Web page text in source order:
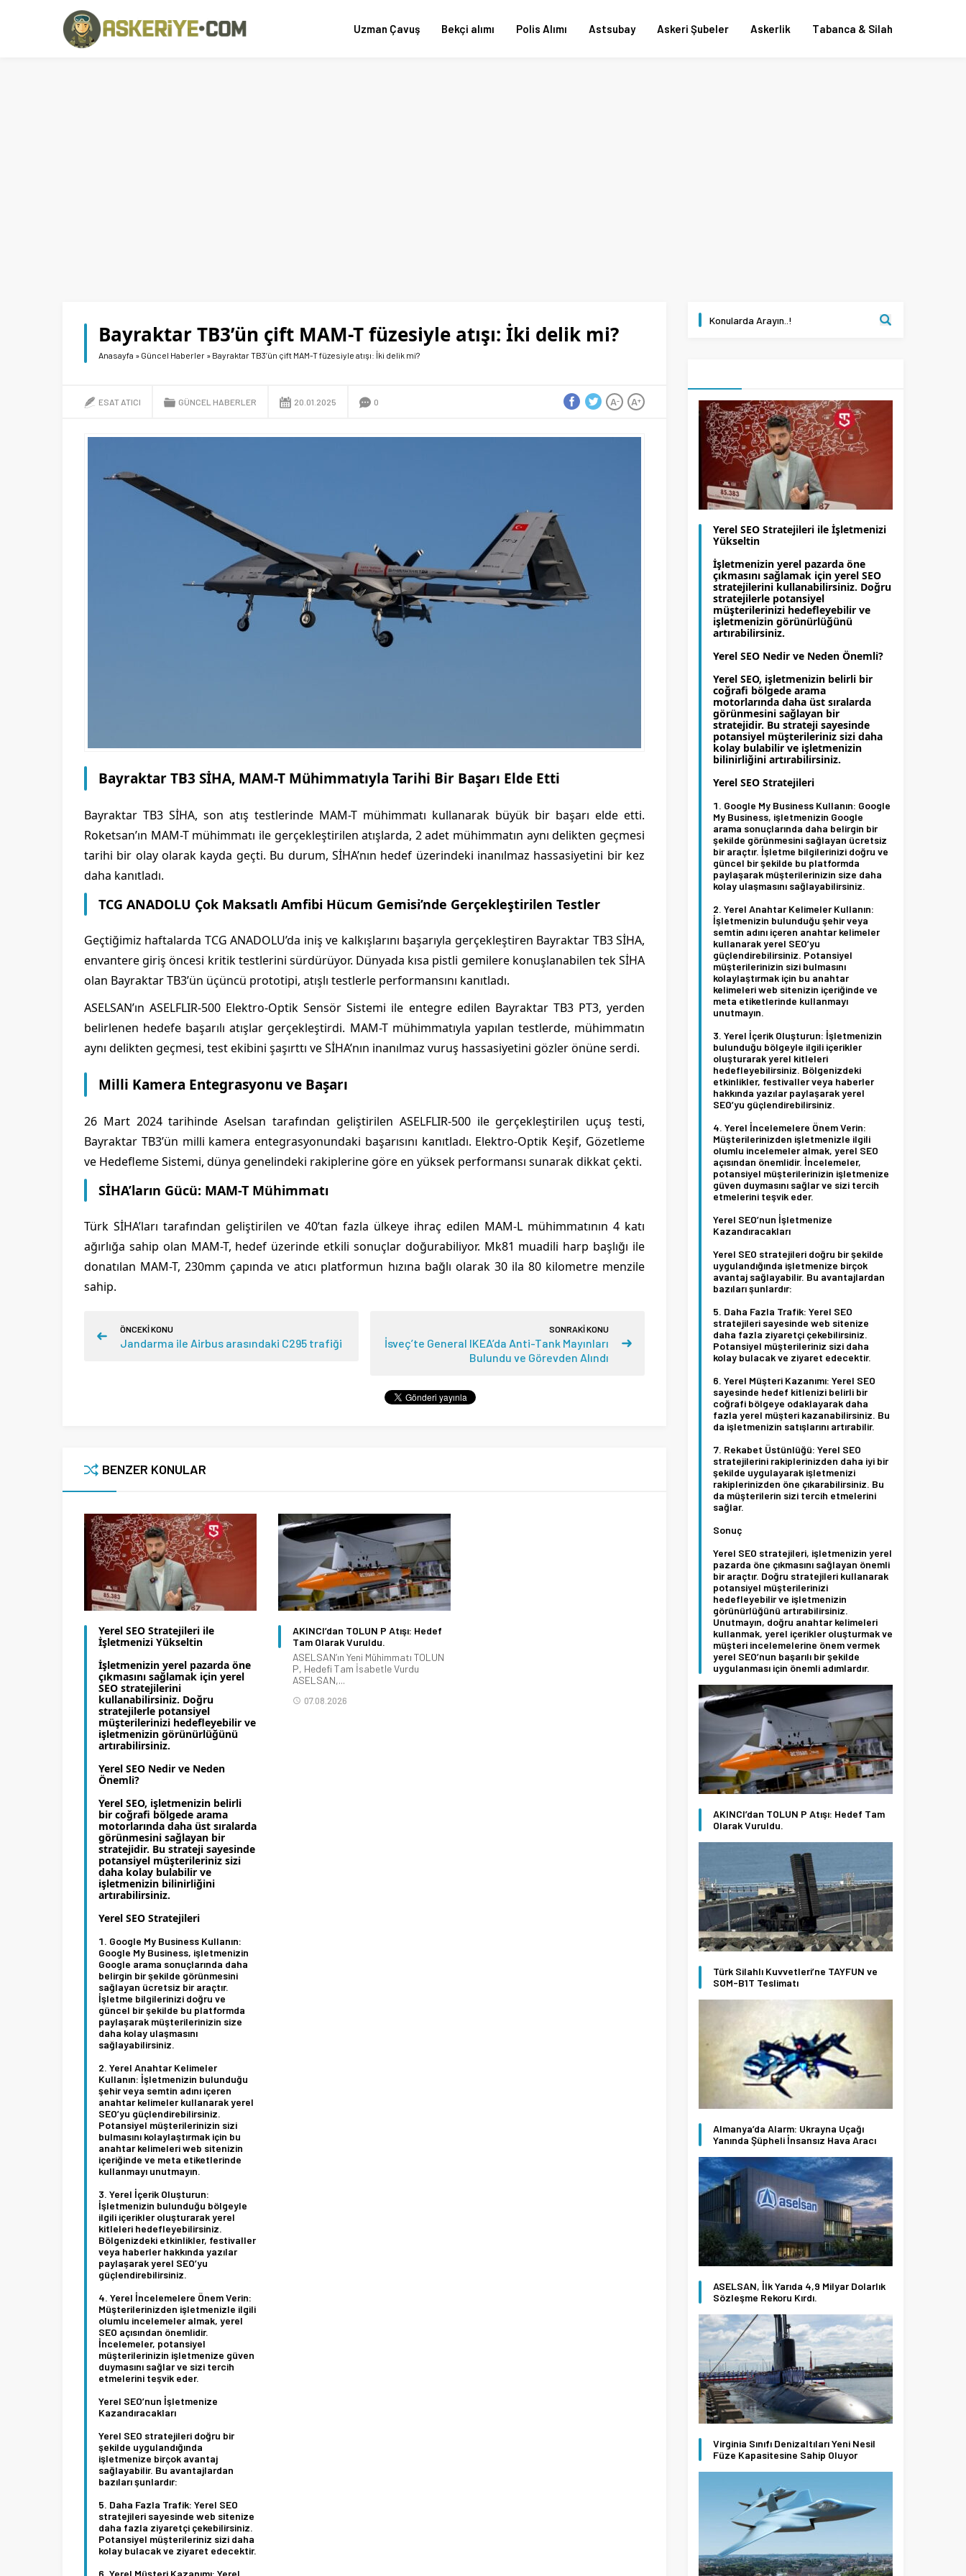
Uzman Çavuş Bekçi alımı Polis Alımı Astsubay Askeri Şubeler Askerlik Tabanca & Silah
Bayraktar TB3’ün çift MAM-T füzesiyle atışı: İki delik mi?
Anasayfa » Güncel Haberler » Bayraktar TB3’ün çift MAM-T füzesiyle atışı: İki delik mi?
ESAT ATICI GÜNCEL HABERLER 20.01.2025 0 A+
A-
Bayraktar TB3 SİHA, MAM-T Mühimmatıyla Tarihi Bir Başarı Elde Etti
Bayraktar TB3 SİHA, son atış testlerinde MAM-T mühimmatı kullanarak büyük bir başarı elde etti.
Roketsan’ın MAM-T mühimmatı ile gerçekleştirilen atışlarda, 2 adet mühimmatın aynı delikten geçmesi
tarihi bir olay olarak kayda geçti. Bu durum, SİHA’nın hedef üzerindeki inanılmaz hassasiyetini bir kez
daha kanıtladı.
TCG ANADOLU Çok Maksatlı Amfibi Hücum Gemisi’nde Gerçekleştirilen Testler
Geçtiğimiz haftalarda TCG ANADOLU’da iniş ve kalkışlarını başarıyla gerçekleştiren Bayraktar TB3 SİHA,
envantere giriş öncesi kritik testlerini sürdürüyor. Dünyada kısa pistli gemilere konuşlanabilen tek SİHA
olan Bayraktar TB3’ün üçüncü prototipi, atışlı testlerle performansını kanıtladı.
ASELSAN’ın ASELFLIR-500 Elektro-Optik Sensör Sistemi ile entegre edilen Bayraktar TB3 PT3, yerden
belirlenen hedefe başarılı atışlar gerçekleştirdi. MAM-T mühimmatıyla yapılan testlerde, mühimmatın
aynı delikten geçmesi, test ekibini şaşırttı ve SİHA’nın inanılmaz vuruş hassasiyetini gözler önüne serdi.
Milli Kamera Entegrasyonu ve Başarı
26 Mart 2024 tarihinde Aselsan tarafından geliştirilen ASELFLIR-500 ile gerçekleştirilen uçuş testi,
Bayraktar TB3’ün milli kamera entegrasyonundaki başarısını kanıtladı. Elektro-Optik Keşif, Gözetleme
ve Hedefleme Sistemi, dünya genelindeki rakiplerine göre en yüksek performansı sunarak dikkat çekti.
SİHA’ların Gücü: MAM-T Mühimmatı
Türk SİHA’ları tarafından geliştirilen ve 40’tan fazla ülkeye ihraç edilen MAM-L mühimmatının 4 katı
ağırlığa sahip olan MAM-T, hedef üzerinde etkili sonuçlar doğurabiliyor. Mk81 muadili harp başlığı ile
donatılan MAM-T, 230mm çapında ve atıcı platformun hızına bağlı olarak 30 ila 80 kilometre menzile
sahip.
ÖNCEKİ KONU
Jandarma ile Airbus arasındaki C295 trafiği
SONRAKİ KONU
İsveç’te General IKEA’da Anti-Tank Mayınları
Bulundu ve Görevden Alındı
BENZER KONULAR
Yerel SEO Stratejileri ile
İşletmenizi Yükseltin
İşletmenizin yerel pazarda öne
çıkmasını sağlamak için yerel
SEO stratejilerini
kullanabilirsiniz. Doğru
stratejilerle potansiyel
müşterilerinizi hedefleyebilir ve
işletmenizin görünürlüğünü
artırabilirsiniz.
Yerel SEO Nedir ve Neden
Önemli?
Yerel SEO, işletmenizin belirli
bir coğrafi bölgede arama
motorlarında daha üst sıralarda
görünmesini sağlayan bir
stratejidir. Bu strateji sayesinde
potansiyel müşterileriniz sizi
daha kolay bulabilir ve
işletmenizin bilinirliğini
artırabilirsiniz.
Yerel SEO Stratejileri
Google My Business Kullanın:
Google My Business, işletmenizin
Google arama sonuçlarında daha
belirgin bir şekilde görünmesini
sağlayan ücretsiz bir araçtır.
İşletme bilgilerinizi doğru ve
güncel bir şekilde bu platformda
paylaşarak müşterilerinizin size
daha kolay ulaşmasını
sağlayabilirsiniz.
Yerel Anahtar Kelimeler
Kullanın: İşletmenizin bulunduğu
şehir veya semtin adını içeren
anahtar kelimeler kullanarak yerel
SEO’yu güçlendirebilirsiniz.
Potansiyel müşterilerinizin sizi
bulmasını kolaylaştırmak için bu
anahtar kelimeleri web sitenizin
içeriğinde ve meta etiketlerinde
kullanmayı unutmayın.
Yerel İçerik Oluşturun:
İşletmenizin bulunduğu bölgeyle
ilgili içerikler oluşturarak yerel
kitleleri hedefleyebilirsiniz.
Bölgenizdeki etkinlikler, festivaller
veya haberler hakkında yazılar
paylaşarak yerel SEO’yu
güçlendirebilirsiniz.
Yerel İncelemelere Önem Verin:
Müşterilerinizden işletmenizle ilgili
olumlu incelemeler almak, yerel
SEO açısından önemlidir.
İncelemeler, potansiyel
müşterilerinizin işletmenize güven
duymasını sağlar ve sizi tercih
etmelerini teşvik eder.
Yerel SEO’nun İşletmenize
Kazandıracakları
Yerel SEO stratejileri doğru bir
şekilde uygulandığında
işletmenize birçok avantaj
sağlayabilir. Bu avantajlardan
bazıları şunlardır:
Daha Fazla Trafik: Yerel SEO
stratejileri sayesinde web sitenize
daha fazla ziyaretçi çekebilirsiniz.
Potansiyel müşterileriniz sizi daha
kolay bulacak ve ziyaret edecektir.
Yerel Müşteri Kazanımı: Yerel
AKINCI’dan TOLUN P Atışı: Hedef
Tam Olarak Vuruldu.
ASELSAN’ın Yeni Mühimmatı TOLUN
P, Hedefi Tam İsabetle Vurdu
ASELSAN,...
07.08.2026
Yerel SEO Stratejileri ile İşletmenizi
Yükseltin
İşletmenizin yerel pazarda öne
çıkmasını sağlamak için yerel SEO
stratejilerini kullanabilirsiniz. Doğru
stratejilerle potansiyel
müşterilerinizi hedefleyebilir ve
işletmenizin görünürlüğünü
artırabilirsiniz.
Yerel SEO Nedir ve Neden Önemli?
Yerel SEO, işletmenizin belirli bir
coğrafi bölgede arama
motorlarında daha üst sıralarda
görünmesini sağlayan bir
stratejidir. Bu strateji sayesinde
potansiyel müşterileriniz sizi daha
kolay bulabilir ve işletmenizin
bilinirliğini artırabilirsiniz.
Yerel SEO Stratejileri
Google My Business Kullanın: Google
My Business, işletmenizin Google
arama sonuçlarında daha belirgin bir
şekilde görünmesini sağlayan ücretsiz
bir araçtır. İşletme bilgilerinizi doğru ve
güncel bir şekilde bu platformda
paylaşarak müşterilerinizin size daha
kolay ulaşmasını sağlayabilirsiniz.
Yerel Anahtar Kelimeler Kullanın:
İşletmenizin bulunduğu şehir veya
semtin adını içeren anahtar kelimeler
kullanarak yerel SEO’yu
güçlendirebilirsiniz. Potansiyel
müşterilerinizin sizi bulmasını
kolaylaştırmak için bu anahtar
kelimeleri web sitenizin içeriğinde ve
meta etiketlerinde kullanmayı
unutmayın.
Yerel İçerik Oluşturun: İşletmenizin
bulunduğu bölgeyle ilgili içerikler
oluşturarak yerel kitleleri
hedefleyebilirsiniz. Bölgenizdeki
etkinlikler, festivaller veya haberler
hakkında yazılar paylaşarak yerel
SEO’yu güçlendirebilirsiniz.
Yerel İncelemelere Önem Verin:
Müşterilerinizden işletmenizle ilgili
olumlu incelemeler almak, yerel SEO
açısından önemlidir. İncelemeler,
potansiyel müşterilerinizin işletmenize
güven duymasını sağlar ve sizi tercih
etmelerini teşvik eder.
Yerel SEO’nun İşletmenize
Kazandıracakları
Yerel SEO stratejileri doğru bir şekilde
uygulandığında işletmenize birçok
avantaj sağlayabilir. Bu avantajlardan
bazıları şunlardır:
Daha Fazla Trafik: Yerel SEO
stratejileri sayesinde web sitenize
daha fazla ziyaretçi çekebilirsiniz.
Potansiyel müşterileriniz sizi daha
kolay bulacak ve ziyaret edecektir.
Yerel Müşteri Kazanımı: Yerel SEO
sayesinde hedef kitlenizi belirli bir
coğrafi bölgeye odaklayarak daha
fazla yerel müşteri kazanabilirsiniz. Bu
da işletmenizin satışlarını artırabilir.
Rekabet Üstünlüğü: Yerel SEO
stratejilerini rakiplerinizden daha iyi bir
şekilde uygulayarak işletmenizi
rakiplerinizden öne çıkarabilirsiniz. Bu
da müşterilerin sizi tercih etmelerini
sağlar.
Sonuç
Yerel SEO stratejileri, işletmenizin yerel
pazarda öne çıkmasını sağlayan önemli
bir araçtır. Doğru stratejileri kullanarak
potansiyel müşterilerinizi
hedefleyebilir ve işletmenizin
görünürlüğünü artırabilirsiniz.
Unutmayın, doğru anahtar kelimeleri
kullanmak, yerel içerikler oluşturmak ve
müşteri incelemelerine önem vermek
yerel SEO’nun başarılı bir şekilde
uygulanması için önemli adımlardır.
AKINCI’dan TOLUN P Atışı: Hedef Tam
Olarak Vuruldu.
Türk Silahlı Kuvvetleri’ne TAYFUN ve
SOM-B1T Teslimatı
Almanya’da Alarm: Ukrayna Uçağı
Yanında Şüpheli İnsansız Hava Aracı
ASELSAN, İlk Yarıda 4,9 Milyar Dolarlık
Sözleşme Rekoru Kırdı.
Virginia Sınıfı Denizaltıları Yeni Nesil
Füze Kapasitesine Sahip Oluyor